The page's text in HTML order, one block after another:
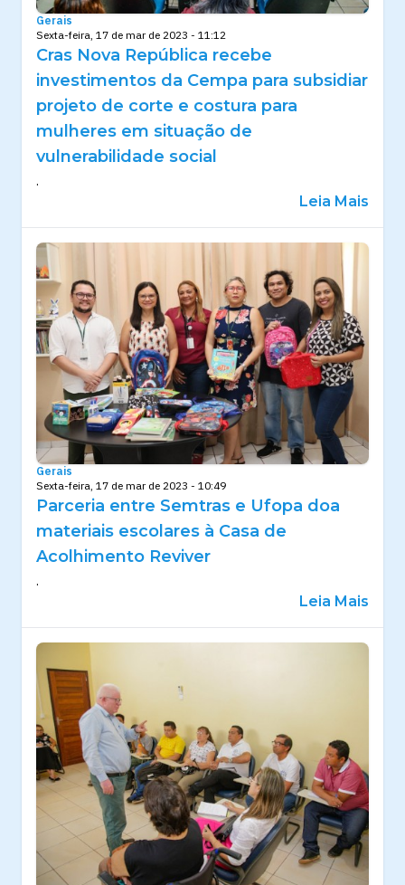
Gerais
Sexta-feira, 17 de mar de 2023 - 11:12
Cras Nova República recebe
investimentos da Cempa para subsidiar
projeto de corte e costura para
mulheres em situação de
vulnerabilidade social
.
Leia Mais
Gerais
Sexta-feira, 17 de mar de 2023 - 10:49
Parceria entre Semtras e Ufopa doa
materiais escolares à Casa de
Acolhimento Reviver
.
Leia Mais